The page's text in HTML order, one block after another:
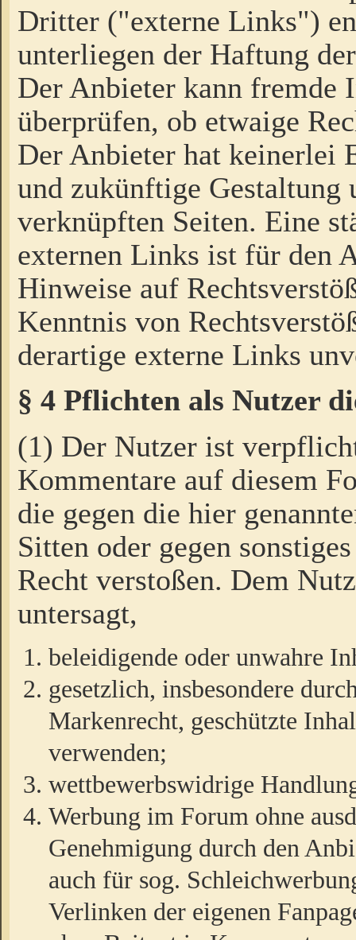
Dritter ("externe Links")
unterliegen der Haftung
Der Anbieter kann fremde
überprüfen, ob etwaige
Der Anbieter hat keinerlei
und zukünftige Gestaltung
verknüpften Seiten. Eine
externen Links ist für den
Hinweise auf
Kenntnis von
derartige externe Links
§ 4 Pflichten als Nutzer
(1) Der Nutzer ist
Kommentare auf diesem
die gegen die hier
Sitten oder gegen
Recht verstoßen. Dem
untersagt,
beleidigende oder unwahre
gesetzlich, insbesondere
Markenrecht, geschützte
verwenden;
wettbewerbswidrige
Werbung im Forum ohne
Genehmigung durch den
auch für sog.
Verlinken der eigenen